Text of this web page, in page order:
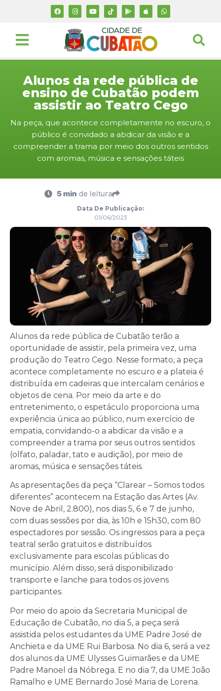
Alunos da rede pública de
ensino de Cubatão podem
assistir ao Teatro Cego
Na peça, que acontece completamente no escuro, o
público é convidado a abdicar da visão e a
compreender a trama por meio dos outros sentidos
com aromas, música e sensações táteis
5 min de leitura
Data De Publicação:
01/06/2023
Alunos da rede pública de Cubatão terão a
oportunidade de assistir, pela primeira vez, uma
produção do Teatro Cego. Nesse formato, a peça
acontece completamente no escuro e a plateia é
distribuída em cadeiras que intercalam cenários e
objetos de cena. Por meio da arte e do
entretenimento, o espetáculo proporciona uma
experiência única ao público, num exercício de
empatia, convidando-o a abdicar da visão e a
compreender a trama por seus outros sentidos
(olfato, paladar, tato e audição), por meio de
aromas, música e sensações táteis.
As apresentações da peça “Clarear – Somos todos
diferentes” acontecem na Estação das Artes (Av.
Nove de Abril, 2.800), nos dias 5, 6 e 7 de junho,
com duas sessões por dia, às 10h e 15h30, com 80
espectadores por sessão. Os ingressos para a peça
teatral serão gratuitos e distribuídos
exclusivamente para escolas públicas do
município. Além disso, será disponibilizado
transporte e lanche para todos os jovens
participantes.
Por meio do apoio da Secretaria Municipal de
Educação de Cubatão, no dia 5, a peça será
assistida pelos estudantes da UME Padre José de
Anchieta e da UME Rui Barbosa. No dia 6, será a vez
dos alunos da UME Ulysses Guimarães e da UME
Padre Manoel da Nóbrega. E no dia 7, da UME João
Ramalho e UME Bernardo José Maria de Lorena.